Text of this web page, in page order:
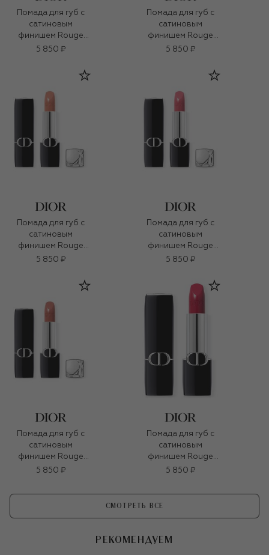
Помада для губ с
сатиновым
финишем Rouge
Dior, оттенок 525
5 850 ₽
Помада для губ с
сатиновым
финишем Rouge
Dior, оттенок 683
5 850 ₽
Помада для губ с
сатиновым
финишем Rouge
Dior, оттенок 219
5 850 ₽
Помада для губ с
сатиновым
финишем Rouge
Dior, оттенок 277
5 850 ₽
Помада для губ с
сатиновым
финишем Rouge
Dior, оттенок 434
5 850 ₽
Помада для губ с
сатиновым
финишем Rouge
Dior, оттенок 766
5 850 ₽
СМОТРЕТЬ ВСЕ
РЕКОМЕНДУЕМ